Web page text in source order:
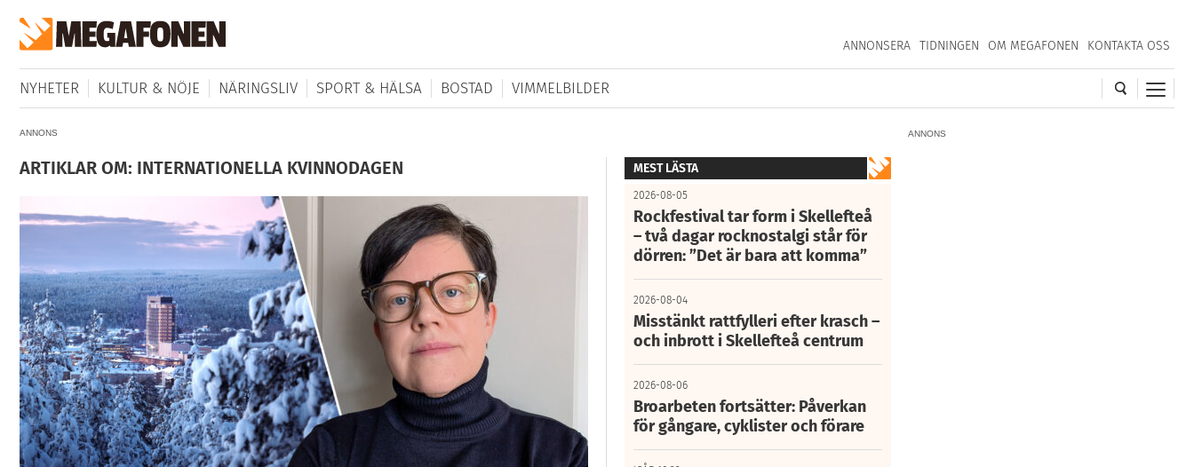
ANNONSERA TIDNINGEN OM MEGAFONEN KONTAKTA OSS
NYHETER KULTUR & NÖJE NÄRINGSLIV SPORT & HÄLSA BOSTAD VIMMELBILDER
ANNONS
ANNONS
ARTIKLAR OM: INTERNATIONELLA KVINNODAGEN MEST LÄSTA
2026-08-05
Rockfestival tar form i Skellefteå
– två dagar rocknostalgi står för
dörren: ”Det är bara att komma”
2026-08-04
Misstänkt rattfylleri efter krasch –
och inbrott i Skellefteå centrum
2026-08-06
Broarbeten fortsätter: Påverkan
för gångare, cyklister och förare